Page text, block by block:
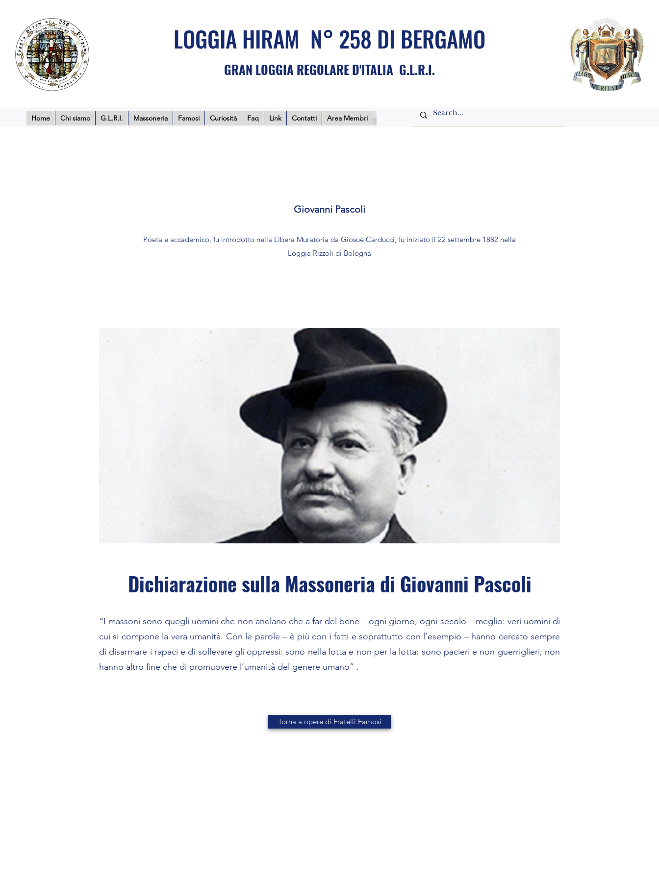
LOGGIA HIRAM N° 258 DI BERGAMO
GRAN LOGGIA REGOLARE D'ITALIA G.L.R.I.
Home Chi siamo G.L.R.I. Massoneria Famosi Curiosità Faq Link Contatti Area Membri
Giovanni Pascoli
Poeta e accademico, fu introdotto nella Libera Muratoria da Giosuè Carducci, fu iniziato il 22 settembre 1882 nella
Loggia Rizzoli di Bologna
Dichiarazione sulla Massoneria di Giovanni Pascoli
“I massoni sono quegli uomini che non anelano che a far del bene – ogni giorno, ogni secolo – meglio: veri uomini di
cui si compone la vera umanità. Con le parole – è più con i fatti e soprattutto con l’esempio – hanno cercato sempre
di disarmare i rapaci e di sollevare gli oppressi: sono nella lotta e non per la lotta: sono pacieri e non guerriglieri; non
hanno altro fine che di promuovere l’umanità del genere umano” .
Torna a opere di Fratelli Famosi